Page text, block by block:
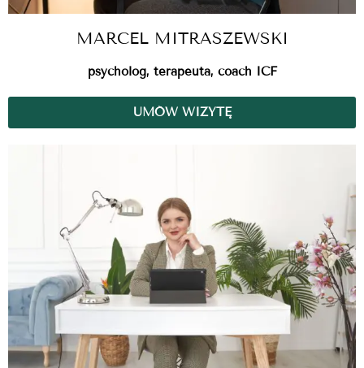
MARCEL MITRASZEWSKI
psycholog, terapeuta, coach ICF
UMÓW WIZYTĘ